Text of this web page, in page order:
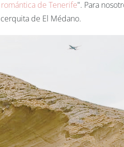
de Tenerife". Para
de El Médano.